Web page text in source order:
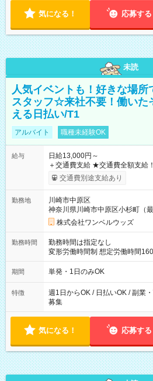
気になる！ 応募する
未読
人気イベントも！好きな場所
スタッフ☆来社不要！働いた
える日払い/T1
アルバイト 職種未経験OK
給与
日給13,000円～
＋交通費支給 ★交通費全額支給！ ┗案件により規定あり ★日払
いOK！（規定あり） ┗働いたそ
ンビニATMから 日払い分を引き落とせます
交通費別途支給あり
勤務地
川崎市中原区
神奈川県川崎市中原区小杉町（
株式会社ワンベルウッズ
勤務時間
勤務時間は指定なし
変形労働時間制 想定労働時間160時間/月 【シフト
～21：00
期間 単発・1日のみOK
特徴
週1日からOK / 日払いOK / 副業
募集
気になる！ 応募する